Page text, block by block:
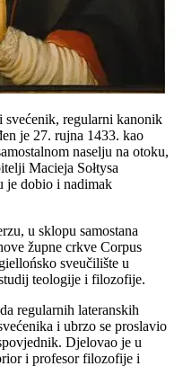
svećenik, regularni kanonik
je 27. rujna 1433. kao
naselju na otoku,
Macieja Sołtysa
je dobio i nadimak
u sklopu samostana
župne crkve Corpus
sveučilište u
teologije i filozofije.
regularnih lateranskih
i ubrzo se proslavio
Djelovao je u
i profesor filozofije i